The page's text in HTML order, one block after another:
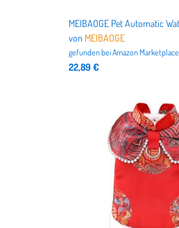
von MEIBAOGE
gefunden beiAmazon Marketplace
22,89 €